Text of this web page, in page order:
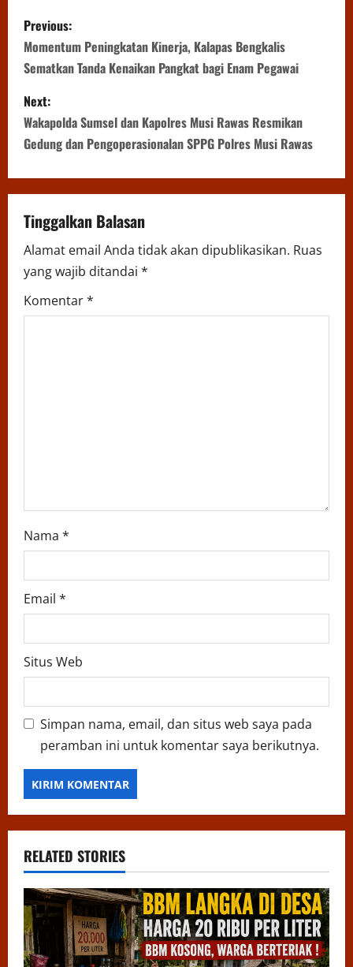
P
o
s
t
n
a
v
i
g
a
Previous:
‎Momentum Peningkatan Kinerja, Kalapas Bengkalis
Sematkan Tanda Kenaikan Pangkat bagi Enam Pegawai
Next:
Wakapolda Sumsel dan Kapolres Musi Rawas Resmikan
Gedung dan Pengoperasionalan SPPG Polres Musi Rawas
Tinggalkan Balasan
Alamat email Anda tidak akan dipublikasikan. Ruas
yang wajib ditandai *
Komentar*
Nama *
Email *
Situs Web
Simpan nama, email, dan situs web saya pada
peramban ini untuk komentar saya berikutnya.
RELATED STORIES